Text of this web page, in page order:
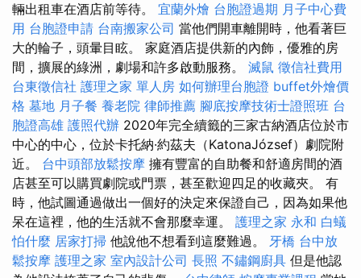
輛出租車在酒店前等待。 宜蘭外燴 台胞證過期 月子中心費
用 台胞證申請 台南搬家公司 當他們開車離開時，他看著巨
大的輪子，頭暈目眩。 家庭酒店提供新的內飾，優雅的房
間，擴展的綠洲，劇場和許多啟動服務。 滅鼠 徵信社費用
台東徵信社 護理之家 單人房 如何辦理台胞證 buffet外燴價
格 墓地 月子餐 養老院 律師推薦 腳底按摩技術士證照班 台
胞證高雄 護照代辦 2020年完全續籤的三家古納酒店位於市
中心的中心，位於卡托納·約茲夫（KatonaJózsef）劇院附
近。 台中頭部放鬆按摩 擁有豐富的自助餐和舒適房間的酒
店甚至可以購買劇院或門票，甚至歡迎四足的收藏夾。 有
時，他試圖通過做出一個好的決定來保證自己，因為如果他
呆在這裡，他的生活就不會那麼幸運。 護理之家 永和 白蟻
怕什麼 居家打掃 他說他不想看到這麼難過。 牙橋 台中放
鬆按摩 護理之家 室內設計公司 長照 不鏽鋼廚具 但是他認